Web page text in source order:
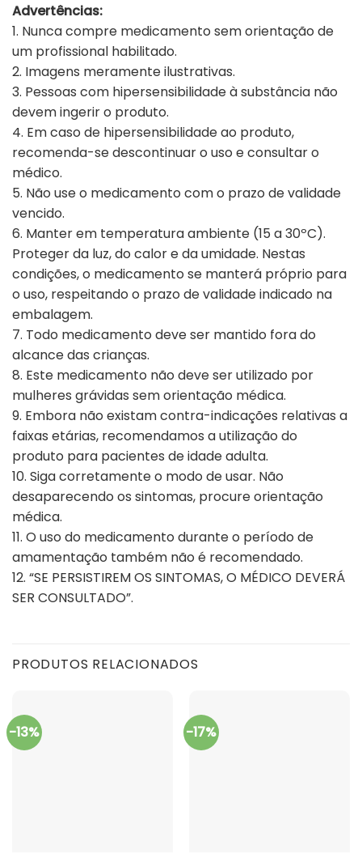
Advertências:
1. Nunca compre medicamento sem orientação de
um profissional habilitado.
2. Imagens meramente ilustrativas.
3. Pessoas com hipersensibilidade à substância não
devem ingerir o produto.
4. Em caso de hipersensibilidade ao produto,
recomenda-se descontinuar o uso e consultar o
médico.
5. Não use o medicamento com o prazo de validade
vencido.
6. Manter em temperatura ambiente (15 a 30ºC).
Proteger da luz, do calor e da umidade. Nestas
condições, o medicamento se manterá próprio para
o uso, respeitando o prazo de validade indicado na
embalagem.
7. Todo medicamento deve ser mantido fora do
alcance das crianças.
8. Este medicamento não deve ser utilizado por
mulheres grávidas sem orientação médica.
9. Embora não existam contra-indicações relativas a
faixas etárias, recomendamos a utilização do
produto para pacientes de idade adulta.
10. Siga corretamente o modo de usar. Não
desaparecendo os sintomas, procure orientação
médica.
11. O uso do medicamento durante o período de
amamentação também não é recomendado.
12. “SE PERSISTIREM OS SINTOMAS, O MÉDICO DEVERÁ
SER CONSULTADO”.
PRODUTOS RELACIONADOS
-13% -17%